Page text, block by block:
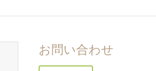
お問い合わせ